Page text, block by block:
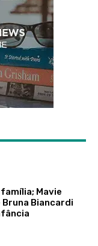
Mavie
Biancardi